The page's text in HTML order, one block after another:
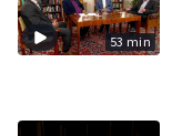
53 min